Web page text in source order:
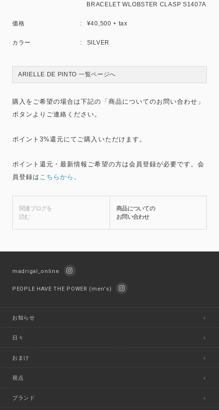
BRACELET WLOBSTER CLASP S1407A
価格 ¥40,500 + tax
カラー SILVER
ARIELLE DE PINTO 一覧ページへ
購入をご希望の場合は下記の「商品についてのお問い合わせ」
ボタンよりご連絡ください。
ポイント3%還元にてご購入いただけます。
ポイント還元・最新情報ご希望の方は会員登録が必要です。会
員登録は こちらから。
関連ブログを
読む
商品についての
お問い合わせ
madrigal_online
PEOPLE HAVE THE POWER (men's)
お知らせ
日々
おまけ
視点
ブランド